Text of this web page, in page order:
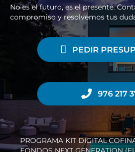
No es el futuro, es el presente.
compromiso y resolvemos tus
PEDIR
976 217
PROGRAMA KIT DIGITAL